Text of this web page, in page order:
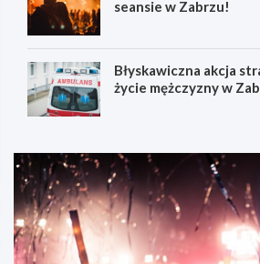
seansie w Zabrzu!
Błyskawiczna akcja
życie mężczyzny w